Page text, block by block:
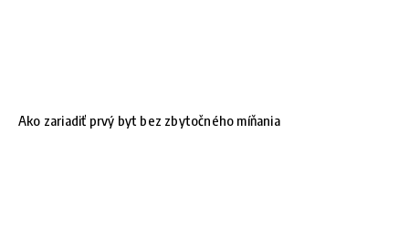
Ako zariadiť prvý byt bez zbytočného míňania